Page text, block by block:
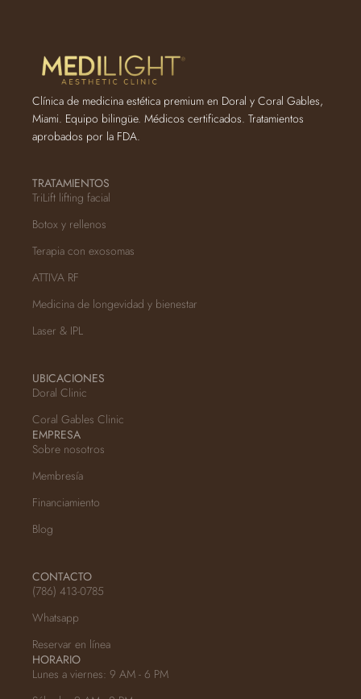
Clínica de medicina estética premium en Doral y Coral Gables,
Miami. Equipo bilingüe. Médicos certificados. Tratamientos
aprobados por la FDA.
TRATAMIENTOS
TriLift lifting facial
Botox y rellenos
Terapia con exosomas
ATTIVA RF
Medicina de longevidad y bienestar
Laser & IPL
UBICACIONES
Doral Clinic
Coral Gables Clinic
EMPRESA
Sobre nosotros
Membresía
Financiamiento
Blog
CONTACTO
(786) 413-0785
Whatsapp
Reservar en línea
HORARIO
Lunes a viernes: 9 AM - 6 PM